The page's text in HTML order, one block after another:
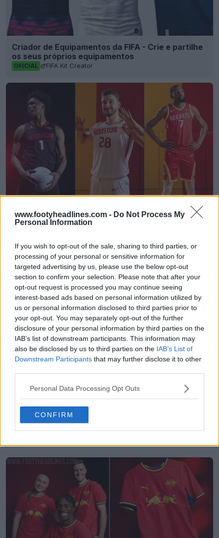
www.footyheadlines.com - Do Not Process My
Personal Information
If you wish to opt-out of the sale, sharing to third parties, or
processing of your personal or sensitive information for
targeted advertising by us, please use the below opt-out
section to confirm your selection. Please note that after your
opt-out request is processed you may continue seeing
interest-based ads based on personal information utilized by
us or personal information disclosed to third parties prior to
your opt-out. You may separately opt-out of the further
disclosure of your personal information by third parties on the
IAB’s list of downstream participants. This information may
also be disclosed by us to third parties on the IAB’s List of
Downstream Participants that may further disclose it to other
Personal Data Processing Opt Outs
CONFIRM
Criador de Equipamentos da FIFA - Crie e partilhe
os seus próprios equipamentos
OFICIAL FIFA Kit Creator
Camisas do Houston Rockets 26-27 reveladas +
Novo logotipo